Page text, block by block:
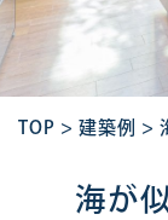
TOP > 建築例 >
海が